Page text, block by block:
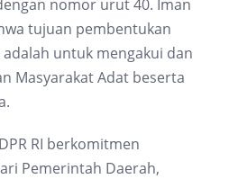
nomor urut 40. Iman
tujuan pembentukan
adalah untuk mengakui dan
Masyarakat Adat beserta
RI berkomitmen
Pemerintah Daerah,